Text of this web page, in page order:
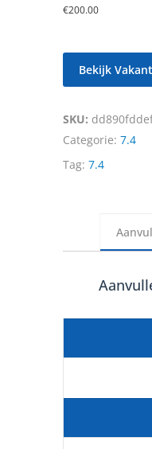
€200.00
Bekijk
SKU:
Categorie: 7.4
Tag: 7.4